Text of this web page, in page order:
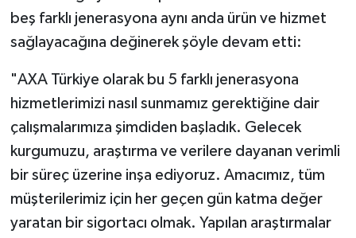
beş farklı jenerasyona aynı anda ürün ve hizmet
sağlayacağına değinerek şöyle devam etti:
"AXA Türkiye olarak bu 5 farklı jenerasyona
hizmetlerimizi nasıl sunmamız gerektiğine dair
çalışmalarımıza şimdiden başladık. Gelecek
kurgumuzu, araştırma ve verilere dayanan verimli
bir süreç üzerine inşa ediyoruz. Amacımız, tüm
müşterilerimiz için her geçen gün katma değer
yaratan bir sigortacı olmak. Yapılan araştırmalar